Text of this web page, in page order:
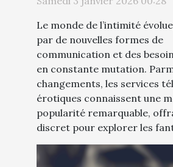
érotiques
Le monde de l’intimité
par de nouvelles formes de
communication et des
en constante mutation.
changements, les services
érotiques connaissent une
popularité remarquable,
discret pour explorer les